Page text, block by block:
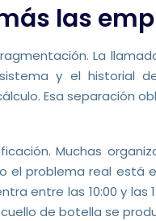
las
La
y el historial
Esa separación
Muchas
el problema real está
entre las 10:00 y
de botella se